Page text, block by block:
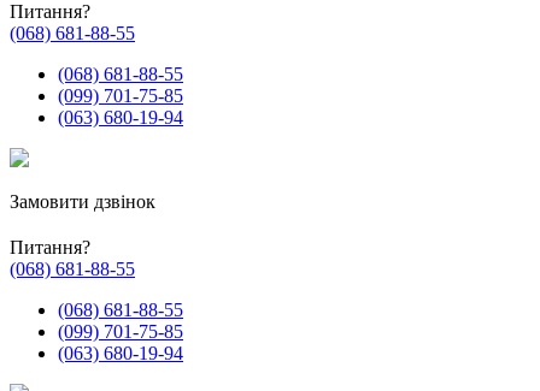
Питання?
(068) 681-88-55
(068) 681-88-55
(099) 701-75-85
(063) 680-19-94
Замовити дзвінок
Питання?
(068) 681-88-55
(068) 681-88-55
(099) 701-75-85
(063) 680-19-94